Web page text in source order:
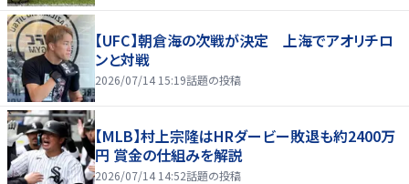
【UFC】朝倉海の次戦が決定 上海でアオリチロ
ンと対戦
2026/07/14 15:19話題の投稿
【MLB】村上宗隆はHRダービー敗退も約2400万
円 賞金の仕組みを解説
2026/07/14 14:52話題の投稿